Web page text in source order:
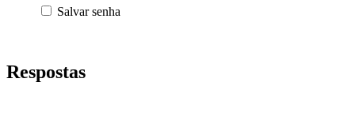
Salvar senha
Respostas